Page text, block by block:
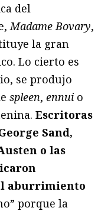
del
Madame Bovary,
la gran
Lo cierto es
se produjo
spleen, ennui o
Escritoras
Sand,
o las
aburrimiento
porque la